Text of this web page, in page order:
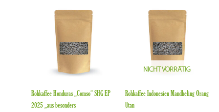
Rohkaffee Honduras „Comso“ SHG EP
2025 „aus besonders
NICHT VORRÄTIG
Rohkaffee Indonesien Mandheling Orang
Utan